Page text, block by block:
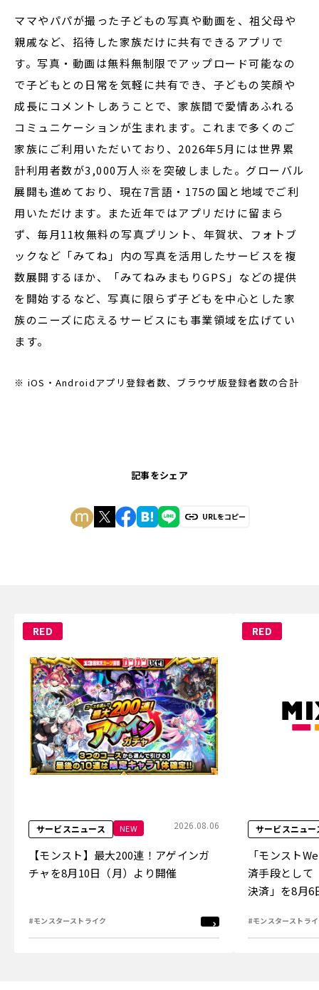
ママやパパが撮った子どもの写真や動画を、祖父母や
親戚など、招待した家族だけに共有できるアプリで
す。写真・動画は無料無制限でアップロード可能なの
で子どもとの日常を気軽に共有でき、子どもの笑顔や
成長にコメントしあうことで、家族間で愛情あふれる
コミュニケーションが生まれます。これまで多くのご
家族にご利用いただいており、2026年5月には世界累
計利用者数が3,000万人※を突破しました。グローバル
展開も進めており、現在7言語・175の国と地域でご利
用いただけます。また近年ではアプリだけに留まら
ず、毎月11枚無料の写真プリント、年賀状、フォトブ
ックなど「みてね」内の写真を活用したサービスを複
数展開するほか、「みてねみまもりGPS」などの提供
を開始するなど、写真に限らず子どもを中心とした家
族のニーズに応えるサービスにも事業領域を広げてい
ます。
※ iOS・Androidアプリ登録者数、ブラウザ版登録者数の合計
記事をシェア
URLをコピー
RED
サービスニュース NEW 2026.08.06
【モンスト】最大200連！アゲインガ
チャを8月10日（月）より開催
#モンスターストライク
RED
サービスニュー
「モンスト
済手段として
決済」を8月6
#モンスターストラ